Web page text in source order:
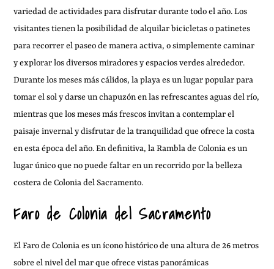
variedad de actividades para disfrutar durante todo el año. Los
visitantes tienen la posibilidad de alquilar bicicletas o patinetes
para recorrer el paseo de manera activa, o simplemente caminar
y explorar los diversos miradores y espacios verdes alrededor.
Durante los meses más cálidos, la playa es un lugar popular para
tomar el sol y darse un chapuzón en las refrescantes aguas del río,
mientras que los meses más frescos invitan a contemplar el
paisaje invernal y disfrutar de la tranquilidad que ofrece la costa
en esta época del año. En definitiva, la Rambla de Colonia es un
lugar único que no puede faltar en un recorrido por la belleza
costera de Colonia del Sacramento.
Faro de Colonia del Sacramento
El Faro de Colonia es un ícono histórico de una altura de 26 metros
sobre el nivel del mar que ofrece vistas panorámicas